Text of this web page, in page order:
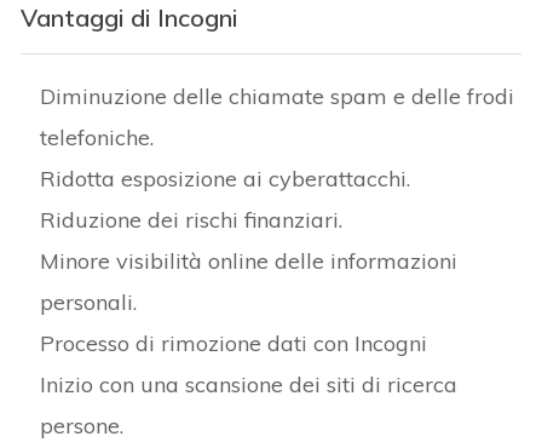
Vantaggi di Incogni
Diminuzione delle chiamate spam e delle frodi
telefoniche.
Ridotta esposizione ai cyberattacchi.
Riduzione dei rischi finanziari.
Minore visibilità online delle informazioni
personali.
Processo di rimozione dati con Incogni
Inizio con una scansione dei siti di ricerca
persone.